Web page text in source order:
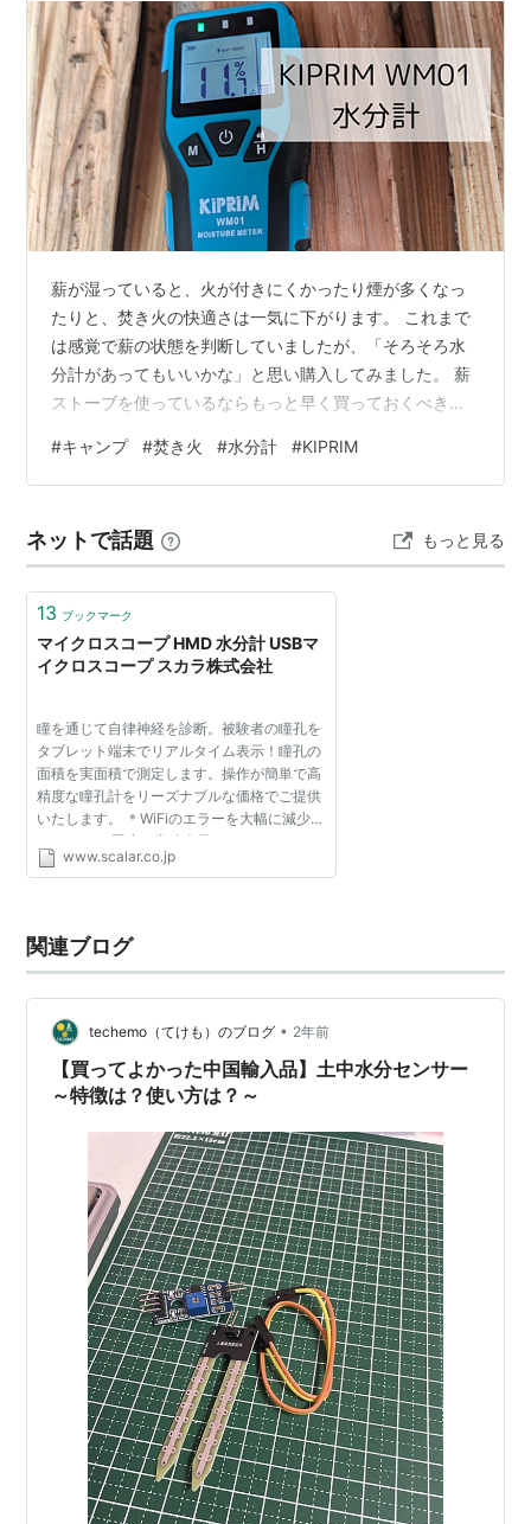
薪が湿っていると、火が付きにくかったり煙が多くなっ
たりと、焚き火の快適さは一気に下がります。 これまで
は感覚で薪の状態を判断していましたが、「そろそろ水
分計があってもいいかな」と思い購入してみました。 薪
ストーブを使っているならもっと早く買っておくべきア
導入。 実際に使ってみた結論としては、乾燥した薪と湿
った薪が混ざっている環境では必須アイテムです。
#キャンプ #焚き火 #水分計 #KIPRIM
ネットで話題 もっと見る
13 ブックマーク
マイクロスコープ HMD 水分計 USBマ
イクロスコープ スカラ株式会社
瞳を通じて自律神経を診断。被験者の瞳孔を
タブレット端末でリアルタイム表示！瞳孔の
面積を実面積で測定します。操作が簡単で高
精度な瞳孔計をリーズナブルな価格でご提供
いたします。 ＊WiFiのエラーを大幅に減少し
ました。 ＊照度を常時表示としました。 ＊
チェック画面を改善しました。 DK-100 [医
www.scalar.co.jp
関連ブログ
techemo（てけも）のブログ • 2年前
【買ってよかった中国輸入品】土中水分センサー
～特徴は？使い方は？～